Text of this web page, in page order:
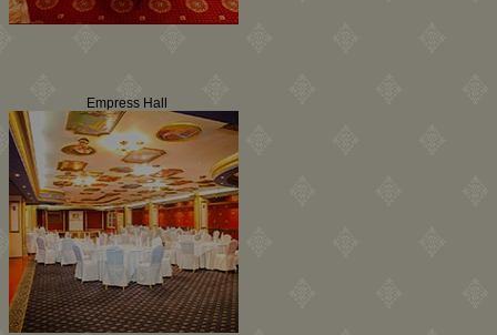
Empress Hall